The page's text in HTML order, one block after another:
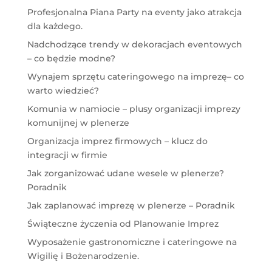
Profesjonalna Piana Party na eventy jako atrakcja
dla każdego.
Nadchodzące trendy w dekoracjach eventowych
– co będzie modne?
Wynajem sprzętu cateringowego na imprezę– co
warto wiedzieć?
Komunia w namiocie – plusy organizacji imprezy
komunijnej w plenerze
Organizacja imprez firmowych – klucz do
integracji w firmie
Jak zorganizować udane wesele w plenerze?
Poradnik
Jak zaplanować imprezę w plenerze – Poradnik
Świąteczne życzenia od Planowanie Imprez
Wyposażenie gastronomiczne i cateringowe na
Wigilię i Bożenarodzenie.